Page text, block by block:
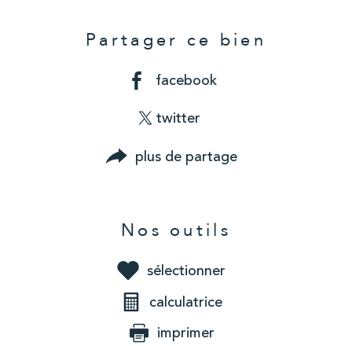
Partager ce bien
facebook
twitter
plus de partage
Nos outils
sélectionner
calculatrice
imprimer